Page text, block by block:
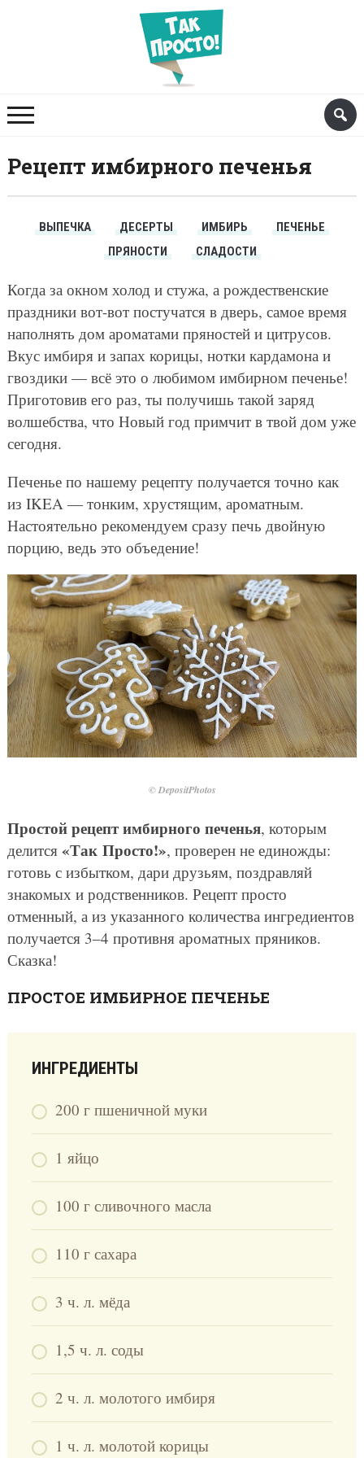
Рецепт имбирного печенья
ВЫПЕЧКА ДЕСЕРТЫ ИМБИРЬ
ПЕЧЕНЬЕ
ПРЯНОСТИ
СЛАДОСТИ
Когда за окном холод и стужа, а рождественские
праздники вот-вот постучатся в дверь, самое время
наполнять дом ароматами пряностей и цитрусов.
Вкус имбиря и запах корицы, нотки кардамона и
гвоздики — всё это о любимом имбирном печенье!
Приготовив его раз, ты получишь такой заряд
волшебства, что Новый год примчит в твой дом уже
сегодня.
Печенье по нашему рецепту получается точно как
из IKEA — тонким, хрустящим, ароматным.
Настоятельно рекомендуем сразу печь двойную
порцию, ведь это объедение!
© DepositPhotos
Простой рецепт имбирного печенья, которым
делится «Так Просто!», проверен не единожды:
готовь с избытком, дари друзьям, поздравляй
знакомых и родственников. Рецепт просто
отменный, а из указанного количества ингредиентов
получается 3–4 противня ароматных пряников.
Сказка!
ПРОСТОЕ ИМБИРНОЕ ПЕЧЕНЬЕ
ИНГРЕДИЕНТЫ
200 г пшеничной муки
1 яйцо
100 г сливочного масла
110 г сахара
3 ч. л. мёда
1,5 ч. л. соды
2 ч. л. молотого имбиря
1 ч. л. молотой корицы